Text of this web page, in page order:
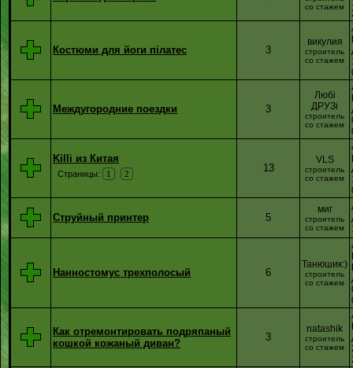
со стажем
Костюми для йоги пілатес 3
викулия
строитель
со стажем
Междугородние поездки 3
Любі
ДРУЗі
строитель
со стажем
Killi из Китая
Страницы: 1 2 13
VLS
строитель
со стажем
Струйный принтер 5
миг
строитель
со стажем
Нанностомус трехполосый 6
Танюшик:)
строитель
со стажем
Как отремонтировать подряпаный
кошкой кожаный диван?
3
natashik
строитель
со стажем